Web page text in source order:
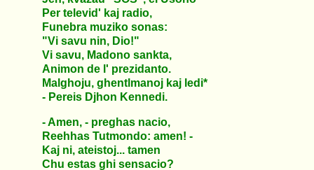
Per televid' kaj radio,
Funebra muziko sonas:
"Vi savu nin, Dio!"
Vi savu, Madono sankta,
Animon de l' prezidanto.
Malghoju, ghentlmanoj kaj ledi*
- Pereis Djhon Kennedi.
- Amen, - preghas nacio,
Reehhas Tutmondo: amen! -
Kaj ni, ateistoj... tamen
Chu estas ghi sensacio?